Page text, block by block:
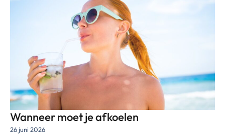
Wanneer moet je afkoelen
26 juni 2026